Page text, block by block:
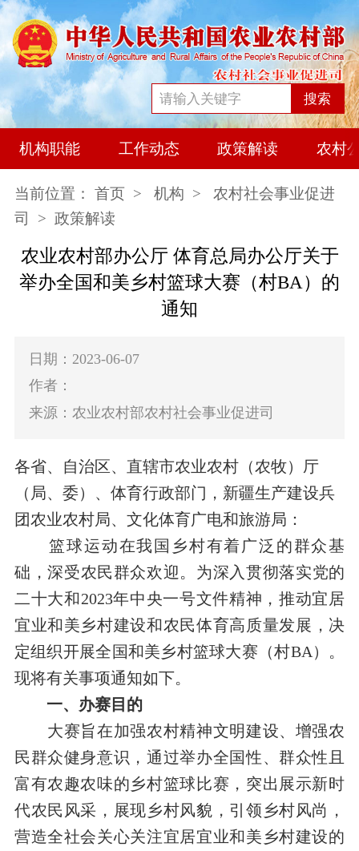
搜索
机构职能 工作动态 政策解读 农村
当前位置： 首页 > 机构 >
农村社会事业促进
司
> 政策解读
农业农村部办公厅 体育总局办公厅关于
举办全国和美乡村篮球大赛（村BA）的
通知
日期：2023-06-07
作者：
来源：农业农村部农村社会事业促进司
各省、自治区、直辖市农业农村（农牧）厅
（局、委）、体育行政部门，新疆生产建设兵
团农业农村局、文化体育广电和旅游局：
篮球运动在我国乡村有着广泛的群众基
础，深受农民群众欢迎。 为深入贯彻落实党的
二十大和2023年中央一号文件精神，推动宜居
宜业和美乡村建设和农民体育高质量发展 ，决
定组织开展全国和美乡村篮球大赛 （村BA） 。
现将有关事项通知如下。
一、 办赛目的
大赛旨在加强农村精神文明建设、增强农
民群众健身意识 ，通过举办全国性、群众性且
富有农趣农味的乡村篮球比赛，突出展示新时
代农民风采，展现乡村风貌，引领乡村风尚，
营造全社会关心关注宜居宜业和美乡村建设的